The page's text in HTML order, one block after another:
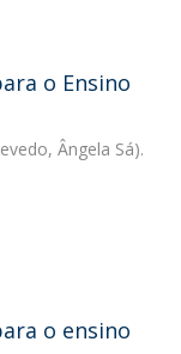
o Ensino
Ângela Sá).
o ensino